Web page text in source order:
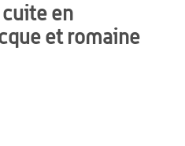
en
et romaine